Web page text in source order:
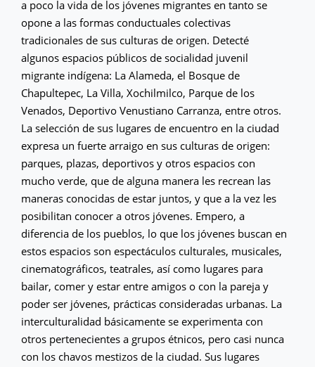
a poco la vida de los jóvenes migrantes en tanto se
opone a las formas conductuales colectivas
tradicionales de sus culturas de origen. Detecté
algunos espacios públicos de socialidad juvenil
migrante indígena: La Alameda, el Bosque de
Chapultepec, La Villa, Xochilmilco, Parque de los
Venados, Deportivo Venustiano Carranza, entre otros.
La selección de sus lugares de encuentro en la ciudad
expresa un fuerte arraigo en sus culturas de origen:
parques, plazas, deportivos y otros espacios con
mucho verde, que de alguna manera les recrean las
maneras conocidas de estar juntos, y que a la vez les
posibilitan conocer a otros jóvenes. Empero, a
diferencia de los pueblos, lo que los jóvenes buscan en
estos espacios son espectáculos culturales, musicales,
cinematográficos, teatrales, así como lugares para
bailar, comer y estar entre amigos o con la pareja y
poder ser jóvenes, prácticas consideradas urbanas. La
interculturalidad básicamente se experimenta con
otros pertenecientes a grupos étnicos, pero casi nunca
con los chavos mestizos de la ciudad. Sus lugares